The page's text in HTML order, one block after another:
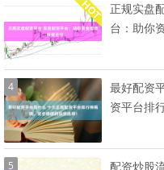
正规实盘
台：助你
4
最好配资
资平台排
5
配资炒股